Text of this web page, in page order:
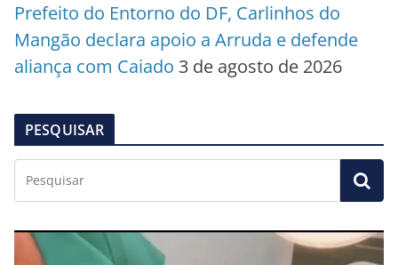
Prefeito do Entorno do DF, Carlinhos do
Mangão declara apoio a Arruda e defende
aliança com Caiado 3 de agosto de 2026
PESQUISAR